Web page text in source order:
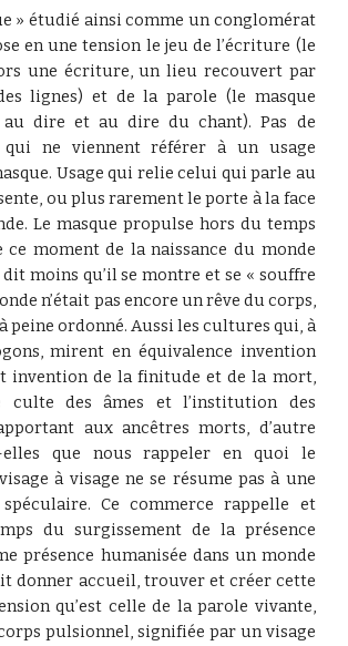
» étudié ainsi comme un conglomérat
en une tension le jeu de l’écriture (le
une écriture, un lieu recouvert par
lignes) et de la parole (le masque
au dire et au dire du chant). Pas de
qui ne viennent référer à un usage
Usage qui relie celui qui parle au
ou plus rarement le porte à la face
Le masque propulse hors du temps
moment de la naissance du monde
moins qu’il se montre et se « souffre
n’était pas encore un rêve du corps,
peine ordonné. Aussi les cultures qui, à
mirent en équivalence invention
invention de la finitude et de la mort,
culte des âmes et l’institution des
aux ancêtres morts, d’autre
que nous rappeler en quoi le
à visage ne se résume pas à une
Ce commerce rappelle et
du surgissement de la présence
présence humanisée dans un monde
donner accueil, trouver et créer cette
qu’est celle de la parole vivante,
pulsionnel, signifiée par un visage